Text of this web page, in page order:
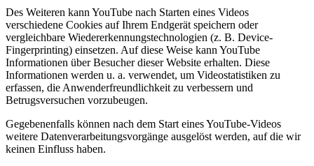
Des Weiteren kann YouTube nach Starten eines Videos
verschiedene Cookies auf Ihrem Endgerät speichern oder
vergleichbare Wiedererkennungstechnologien (z. B. Device-
Fingerprinting) einsetzen. Auf diese Weise kann YouTube
Informationen über Besucher dieser Website erhalten. Diese
Informationen werden u. a. verwendet, um Videostatistiken zu
erfassen, die Anwenderfreundlichkeit zu verbessern und
Betrugsversuchen vorzubeugen.
Gegebenenfalls können nach dem Start eines YouTube-Videos
weitere Datenverarbeitungsvorgänge ausgelöst werden, auf die wir
keinen Einfluss haben.